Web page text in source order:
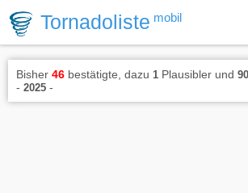
Tornadoliste mobil
Bisher 46 bestätigte, dazu 1 Plausibler und 90
- 2025 -